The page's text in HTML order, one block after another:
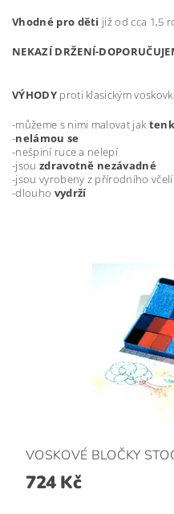
Vhodné pro děti již od cca 1,5
NEKAZÍ DRŽENÍ-
VÝHODYproti klasickým
-můžeme s nimi malovat jak
-nelámou se
-nešpiní ruce a nelepí
-jsou zdravotně nezávadné
-jsou vyrobeny z přírodního
-dlouho vydrží
VOSKOVÉ BLOČKY
724 Kč